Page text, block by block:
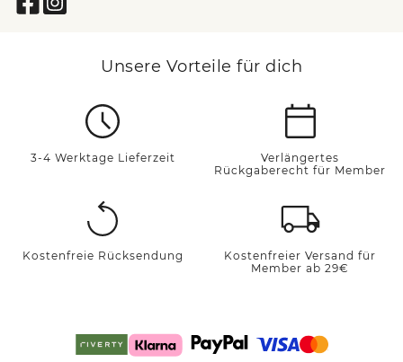
Unsere Vorteile für dich
3-4 Werktage Lieferzeit
Verlängertes
Rückgaberecht für Member
Kostenfreie Rücksendung
Kostenfreier Versand für
Member ab 29€